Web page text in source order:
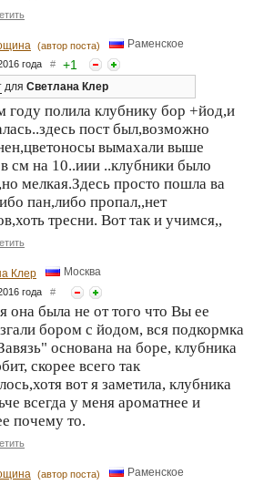
(автор поста) Раменское
года # +1
для Светлана Клер
году полила клубнику бор +йод,и
пост был,возможно
вымахали выше
см на 10..иии ..клубники было
мелкая.Здесь просто пошла ва
пан,либо пропал,,нет
тресни. Вот так и учимся,,
Клер Москва
года #
она была не от того что Вы ее
бором с йодом, вся подкормка
основана на боре, клубника
скорее всего так
вот я заметила, клубника
всегда у меня ароматнее и
почему то.
(автор поста) Раменское